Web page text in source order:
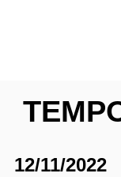
12/11/2022